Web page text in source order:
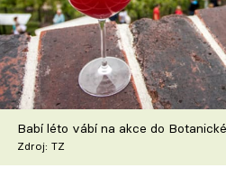
TV Program
Škola vaření
Recepty z TV
Speciál: Cuketa
Babí léto vábí na akce do
Zdroj: TZ